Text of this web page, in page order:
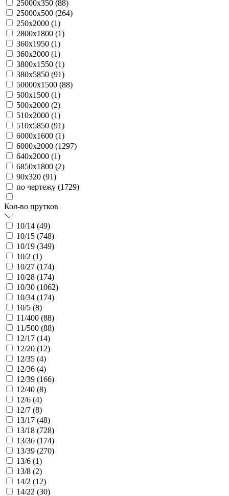
25000х350 (88)
25000х500 (264)
250х2000 (1)
2800х1800 (1)
360х1950 (1)
360х2000 (1)
3800х1550 (1)
380х5850 (91)
50000х1500 (88)
500х1500 (1)
500х2000 (2)
510х2000 (1)
510х5850 (91)
6000х1600 (1)
6000х2000 (1297)
640х2000 (1)
6850х1800 (2)
90х320 (91)
по чертежу (1729)
Кол-во прутков
10/14 (49)
10/15 (748)
10/19 (349)
10/2 (1)
10/27 (174)
10/28 (174)
10/30 (1062)
10/34 (174)
10/5 (8)
11/400 (88)
11/500 (88)
12/17 (14)
12/20 (12)
12/35 (4)
12/36 (4)
12/39 (166)
12/40 (8)
12/6 (4)
12/7 (8)
13/17 (48)
13/18 (728)
13/36 (174)
13/39 (270)
13/6 (1)
13/8 (2)
14/2 (12)
14/22 (30)